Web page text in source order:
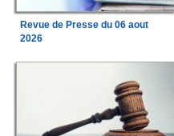
Revue de Presse du 06 aout
2026